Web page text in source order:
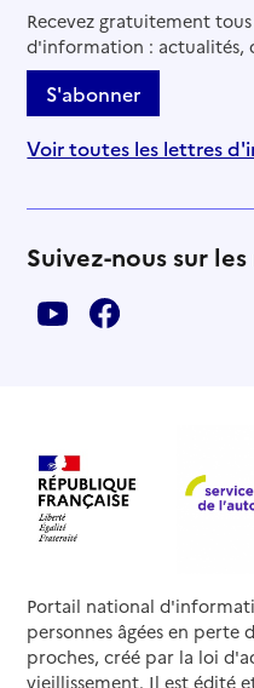
Recevez gratuitement
d'information : actualités,
S'abonner
Voir toutes les lettres
Suivez-nous sur
Portail national
personnes âgées en perte
proches, créé par la loi
vieillissement. Il est édité